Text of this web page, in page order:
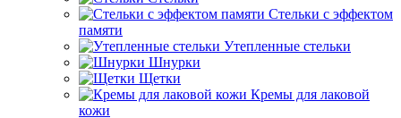
памяти
Шнурки
Щетки
кожи